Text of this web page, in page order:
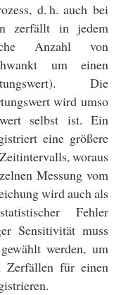
d. h. auch bei
zerfällt in jedem
Anzahl von
um einen
Die
wird umso
selbst ist. Ein
eine größere
woraus
Messung vom
wird auch als
Fehler
Sensitivität muss
werden, um
Zerfällen für einen